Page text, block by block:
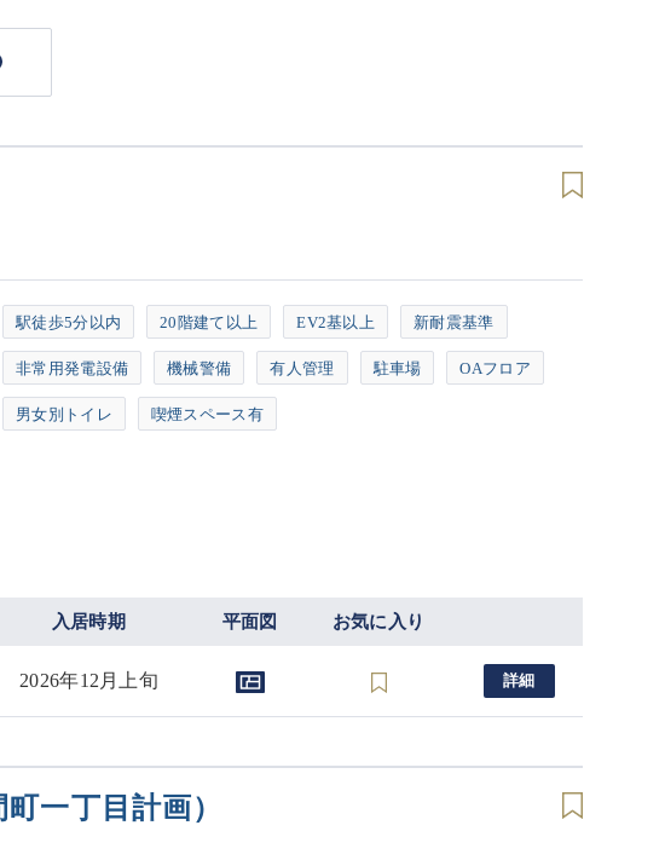
駅徒歩5分以内 20階建て以上 EV2基以上 新耐震基準
非常用発電設備 機械警備 有人管理 駐車場 OAフロア
男女別トイレ 喫煙スペース有
入居時期 平面図 お気に入り
2026年12月上旬 詳細
一丁目計画）